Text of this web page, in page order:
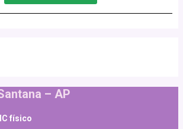
– AP
físico